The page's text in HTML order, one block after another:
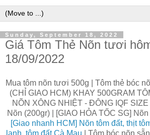
Sunday, September 18, 2022
Giá Tôm Thẻ Nõn tươi
18/09/2022
Mua tôm nõn tươi 500g | Tôm thẻ bóc
(CHỈ GIAO HCM) KHAY 500GRAM
NÕN XÔNG NHIỆT - ĐÔNG IQF
Nõn (200gr) | [GIAO HỎA TỐC SG] Nõn
[Giao nhanh HCM] Nõn tôm đất, thịt
lạnh, tôm đất Cà Mau | Tôm bóc nõn